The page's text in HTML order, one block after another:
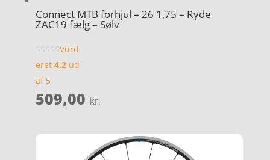
Connect MTB forhjul – 26 1,75 – Ryde
ZAC19 fælg – Sølv
Vurd
eret 4.2ud
af 5
509,00 kr.